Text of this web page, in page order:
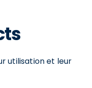
utilisation et leur